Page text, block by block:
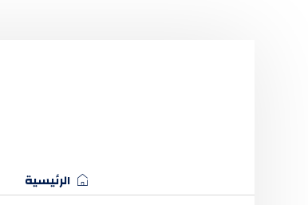
الرئيسية